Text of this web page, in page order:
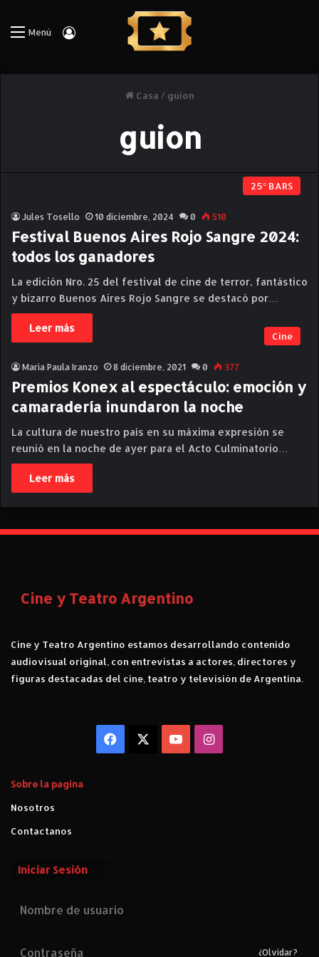
Menú Iniciar Sesión
Casa / guion
guion
25° BARS
Jules Tosello 10 diciembre, 2024 0 510
Festival Buenos Aires Rojo Sangre 2024:
todos los ganadores
La edición Nro. 25 del festival de cine de terror, fantástico
y bizarro Buenos Aires Rojo Sangre se destacó por…
Leer más
Cine
Maria Paula Iranzo 8 diciembre, 2021 0 377
Premios Konex al espectáculo: emoción y
camaradería inundaron la noche
La cultura de nuestro país en su máxima expresión se
reunió en la noche de ayer para el Acto Culminatorio…
Leer más
Cine y Teatro Argentino
Cine y Teatro Argentino estamos desarrollando contenido
audiovisual original, con entrevistas a actores, directores y
figuras destacadas del cine, teatro y televisión de Argentina.
Facebook YouTubeInstagram
Sobre la pagina
Nosotros
Contactanos
Iniciar Sesión
¿Olvidar?